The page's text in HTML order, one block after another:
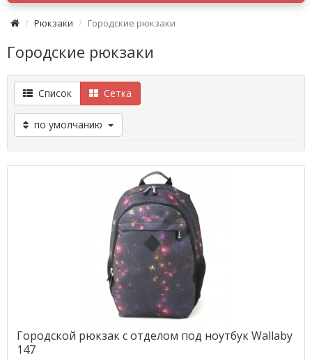
Рюкзаки Городские рюкзаки
Городские рюкзаки
Список Сетка
по умолчанию
Городской рюкзак с отделом под ноутбук Wallaby
147